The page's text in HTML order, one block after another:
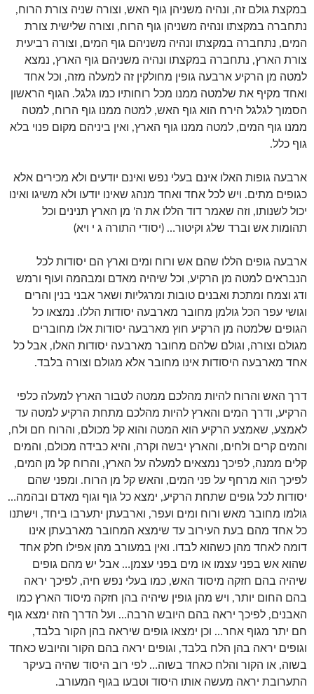
במקצת גולם זה, ונהיה משניהן גוף האש, וצורה שניה צורת הרוח,
נתחברה במקצתו ונהיה משניהן גוף הרוח, וצורה שלישית צורת
המים, נתחברה במקצתו ונהיה משניהם גוף המים, וצורה רביעית
צורת הארץ, נתחברה במקצתו ונהיה משניהם גוף הארץ, נמצא
למטה מן הרקיע ארבעה גופין מחולקין זה למעלה מזה, וכל אחד
ואחד מקיף את שלמטה ממנו מכל רוחותיו כמו גלגל. הגוף הראשון
הסמוך לגלגל הירח הוא גוף האש, למטה ממנו גוף הרוח, למטה
ממנו גוף המים, למטה ממנו גוף הארץ, ואין ביניהם מקום פנוי בלא
גוף כלל.
ארבעה גופות האלו אינם בעלי נפש ואינם יודעים ולא מכירים אלא
כגופים מתים. ויש לכל אחד ואחד מנהג שאינו יודעו ולא משיגו ואינו
יכול לשנותו, וזה שאמר דוד הללו את ה' מן הארץ תנינים וכל
תהומות אש וברד שלג וקיטור… (יסודי התורה ג י ויא)
ארבעה גופים הללו שהם אש ורוח ומים וארץ הם יסודות לכל
הנבראים למטה מן הרקיע, וכל שיהיה מאדם ומבהמה ועוף ורמש
ודג וצמח ומתכת ואבנים טובות ומרגליות ושאר אבני בנין והרים
וגושי עפר הכל גולמן מחובר מארבעה יסודות הללו. נמצאו כל
הגופים שלמטה מן הרקיע חוץ מארבעה יסודות אלו מחוברים
מגולם וצורה, וגולם שלהם מחובר מארבעה יסודות האלו, אבל כל
אחד מארבעה היסודות אינו מחובר אלא מגולם וצורה בלבד.
דרך האש והרוח להיות מהלכם ממטה לטבור הארץ למעלה כלפי
הרקיע, ודרך המים והארץ להיות מהלכם מתחת הרקיע למטה עד
לאמצע, שאמצע הרקיע הוא המטה והוא קל מכולם, והרוח חם ולח,
והמים קרים ולחים, והארץ יבשה וקרה, והיא כבידה מכולם, והמים
קלים ממנה, לפיכך נמצאים למעלה על הארץ, והרוח קל מן המים,
לפיכך הוא מרחף על פני המים, והאש קל מן הרוח. ומפני שהם
יסודות לכל גופים שתחת הרקיע, ימצא כל גוף וגוף מאדם ובהמה…
גולמו מחובר מאש ורוח ומים ועפר, וארבעתן יתערבו ביחד, וישתנו
כל אחד מהם בעת העירוב עד שימצא המחובר מארבעתן אינו
דומה לאחד מהן כשהוא לבדו. ואין במעורב מהן אפילו חלק אחד
שהוא אש בפני עצמו או מים בפני עצמן… אבל יש מהם גופים
שיהיה בהם חזקה מיסוד האש, כמו בעלי נפש חיה, לפיכך יראה
בהם החום יותר, ויש מהן גופין שיהיה בהן חזקה מיסוד הארץ כמו
האבנים, לפיכך יראה בהם היובש הרבה… ועל הדרך הזה ימצא גוף
חם יתר מגוף אחר… וכן ימצאו גופים שיראה בהן הקור בלבד,
וגופים יראה בהן הלח בלבד, וגופים יראה בהם הקור והיובש כאחד
בשוה, או הקור והלח כאחד בשוה… לפי רוב היסוד שהיה בעיקר
התערובת יראה מעשה אותו היסוד וטבעו בגוף המעורב.